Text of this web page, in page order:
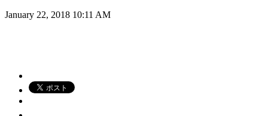
January 22, 2018 10:11 AM